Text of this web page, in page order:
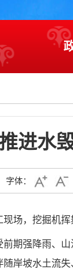
进水
字体：
场，挖掘机
期强降雨、
岸坡水土流